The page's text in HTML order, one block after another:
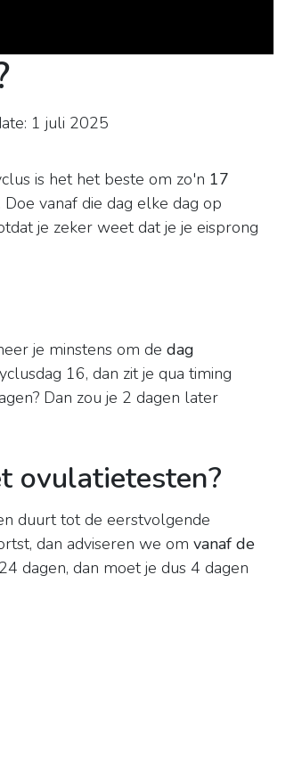
1 juli 2025
is het het beste om zo'n 17
vanaf die dag elke dag op
je zeker weet dat je je eisprong
je minstens om de dag
16, dan zit je qua timing
Dan zou je 2 dagen later
ovulatietesten?
duurt tot de eerstvolgende
dan adviseren we om vanaf de
dagen, dan moet je dus 4 dagen